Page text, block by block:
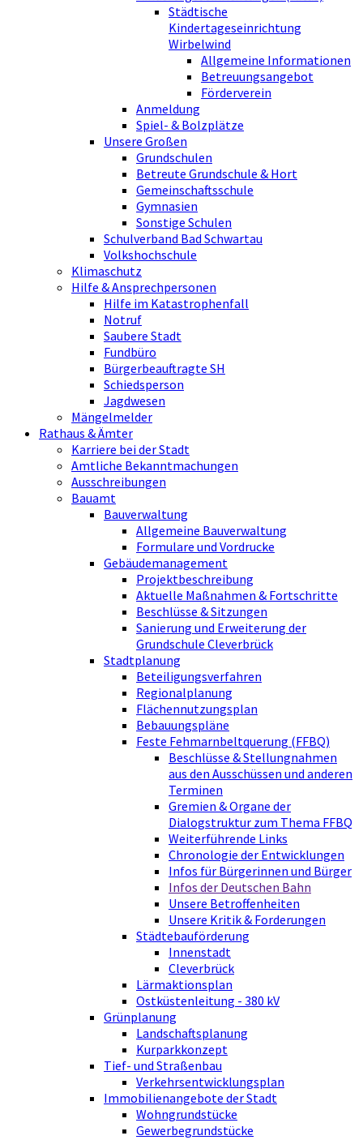
Städtische
Kindertageseinrichtung
Wirbelwind
Allgemeine Informationen
Betreuungsangebot
Förderverein
Anmeldung
Spiel- & Bolzplätze
Unsere Großen
Grundschulen
Betreute Grundschule & Hort
Gemeinschaftsschule
Gymnasien
Sonstige Schulen
Schulverband Bad Schwartau
Volkshochschule
Klimaschutz
Hilfe & Ansprechpersonen
Hilfe im Katastrophenfall
Notruf
Saubere Stadt
Fundbüro
Bürgerbeauftragte SH
Schiedsperson
Jagdwesen
Mängelmelder
Rathaus & Ämter
Karriere bei der Stadt
Amtliche Bekanntmachungen
Ausschreibungen
Bauamt
Bauverwaltung
Allgemeine Bauverwaltung
Formulare und Vordrucke
Gebäudemanagement
Projektbeschreibung
Aktuelle Maßnahmen & Fortschritte
Beschlüsse & Sitzungen
Sanierung und Erweiterung der
Grundschule Cleverbrück
Stadtplanung
Beteiligungsverfahren
Regionalplanung
Flächennutzungsplan
Bebauungspläne
Feste Fehmarnbeltquerung (FFBQ)
Beschlüsse & Stellungnahmen
aus den Ausschüssen und anderen
Terminen
Gremien & Organe der
Dialogstruktur zum Thema FFBQ
Weiterführende Links
Chronologie der Entwicklungen
Infos für Bürgerinnen und Bürger
Infos der Deutschen Bahn
Unsere Betroffenheiten
Unsere Kritik & Forderungen
Städtebauförderung
Innenstadt
Cleverbrück
Lärmaktionsplan
Ostküstenleitung - 380 kV
Grünplanung
Landschaftsplanung
Kurparkkonzept
Tief- und Straßenbau
Verkehrsentwicklungsplan
Immobilienangebote der Stadt
Wohngrundstücke
Gewerbegrundstücke